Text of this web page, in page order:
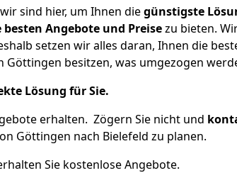
sind hier, um Ihnen diegünstigste
besten Angebote und Preisezu bieten.
setzen wir alles daran, Ihnen die
besitzen, was umgezogen
Lösung für Sie.
erhalten. Zögern Sie nicht und
Göttingen nach Bielefeld zu planen.
Sie kostenlose Angebote.